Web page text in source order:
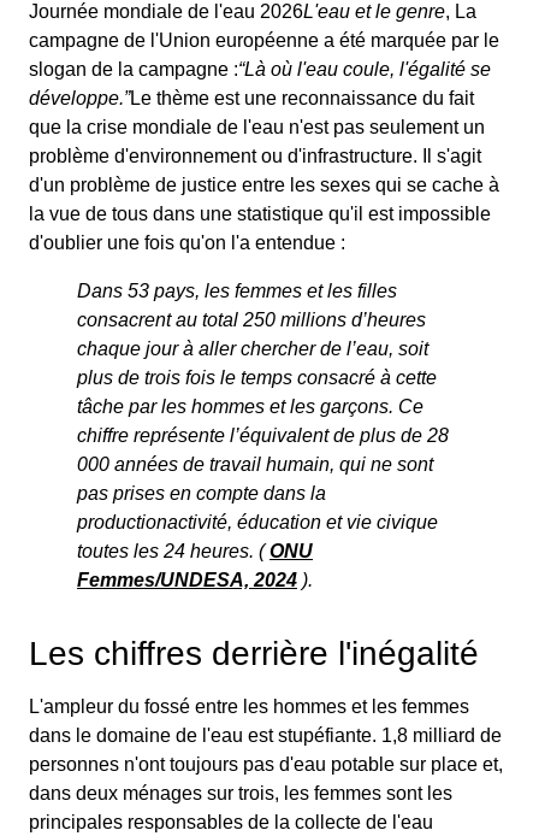
Journée mondiale de l'eau 2026L'eau et le genre, La
campagne de l'Union européenne a été marquée par le
slogan de la campagne :“Là où l'eau coule, l'égalité se
développe.”Le thème est une reconnaissance du fait
que la crise mondiale de l'eau n'est pas seulement un
problème d'environnement ou d'infrastructure. Il s'agit
d'un problème de justice entre les sexes qui se cache à
la vue de tous dans une statistique qu'il est impossible
d'oublier une fois qu'on l'a entendue :
Dans 53 pays, les femmes et les filles
consacrent au total 250 millions d’heures
chaque jour à aller chercher de l’eau, soit
plus de trois fois le temps consacré à cette
tâche par les hommes et les garçons. Ce
chiffre représente l’équivalent de plus de 28
000 années de travail humain, qui ne sont
pas prises en compte dans la
productionactivité, éducation et vie civique
toutes les 24 heures. ( ONU
Femmes/UNDESA, 2024 ).
Les chiffres derrière l'inégalité
L'ampleur du fossé entre les hommes et les femmes
dans le domaine de l'eau est stupéfiante. 1,8 milliard de
personnes n'ont toujours pas d'eau potable sur place et,
dans deux ménages sur trois, les femmes sont les
principales responsables de la collecte de l'eau